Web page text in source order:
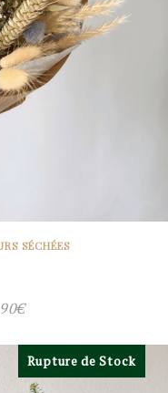
SÉCHÉES
€Plage
prix :
Rupture de Stock